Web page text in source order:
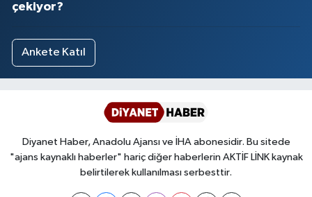
çekiyor?
Ankete Katıl
Diyanet Haber, Anadolu Ajansı ve İHA abonesidir. Bu sitede
"ajans kaynaklı haberler" hariç diğer haberlerin AKTİF LİNK kaynak
belirtilerek kullanılması serbesttir.